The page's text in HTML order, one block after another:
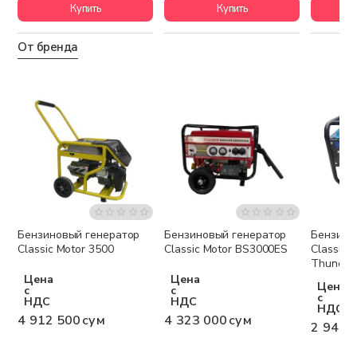
Купить Купить
От бренда
Бесплатная доставка
Бензиновый генератор
Classic Motor 3500
Цена
с
НДС
4 912 500 сум
Бесплатная доставка
Бензиновый генератор
Classic Motor BS3000ES
Цена
с
НДС
4 323 000 сум
Classic
Thunder
Цена
с
НДС
2 947